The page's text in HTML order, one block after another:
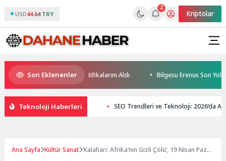
USD44.64 TRY
2
Kriptolar
Son Eklenenler
Geleceğin Yüzücüleri Sertifikalarını Aldı Bilgesu Erenus Son
Teknoloji Haberleri SEO Trendleri ve Teknoloji: 2026’da
Ana Sayfa Kültür Sanat ‘Kalahari: Afrika’nın Gizli Çölü’, 19 Nisan Pazar